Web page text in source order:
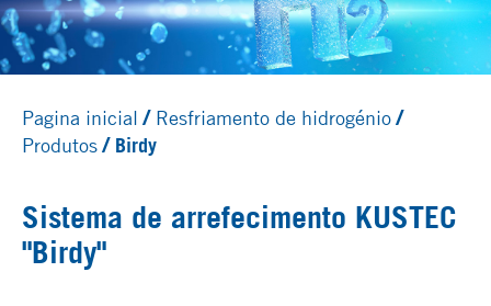
Pagina inicial
Resfriamento de hidrogénio
Produtos
Birdy
Sistema de arrefecimento KUSTEC
"Birdy"